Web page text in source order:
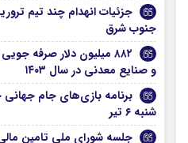
جزئیات انهدام چند تیم
جنوب شرق
۸۸۲ میلیون دلار صرفه
و صنایع معدنی در سال ۱۴۰۳
شنبه ۶ تیر
جلسه شورای ملی تامین مالی